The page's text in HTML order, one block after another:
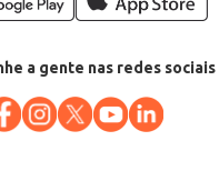
a gente nas redes sociais